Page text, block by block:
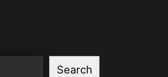
Search